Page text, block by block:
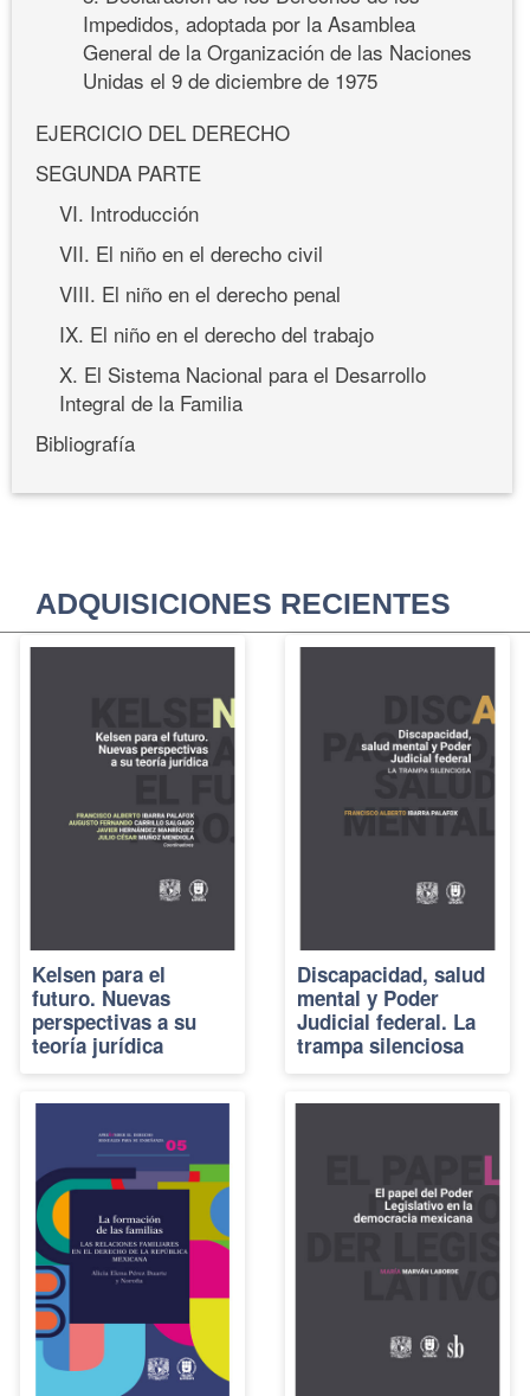
Impedidos, adoptada por la Asamblea
General de la Organización de las Naciones
Unidas el 9 de diciembre de 1975
EJERCICIO DEL DERECHO
SEGUNDA PARTE
VI. Introducción
VII. El niño en el derecho civil
VIII. El niño en el derecho penal
IX. El niño en el derecho del trabajo
X. El Sistema Nacional para el Desarrollo
Integral de la Familia
Bibliografía
ADQUISICIONES RECIENTES
Kelsen para el
futuro. Nuevas
perspectivas a su
teoría jurídica
Discapacidad, salud
mental y Poder
Judicial federal. La
trampa silenciosa